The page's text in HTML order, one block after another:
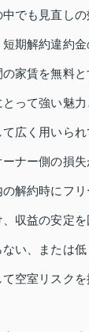
でも見直し
期解約違約
家賃を無料
って強い魅
広く用いら
ナー側の損
解約時にフ
収益の安定
い、または
空室リスク